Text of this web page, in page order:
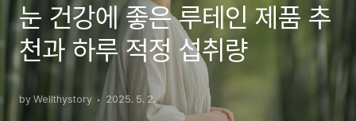
눈 건강에 좋은 루테인 제품 추
천과 하루 적정 섭취량
by Wellthystory 2025. 5. 2.